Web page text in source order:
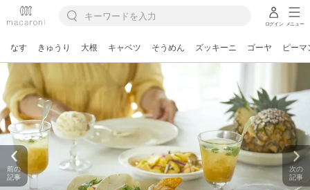
ログイン メニュー
なす きゅうり 大根 キャベツ そうめん ズッキーニ ゴーヤ ピーマ
前の
記事
次の
記事